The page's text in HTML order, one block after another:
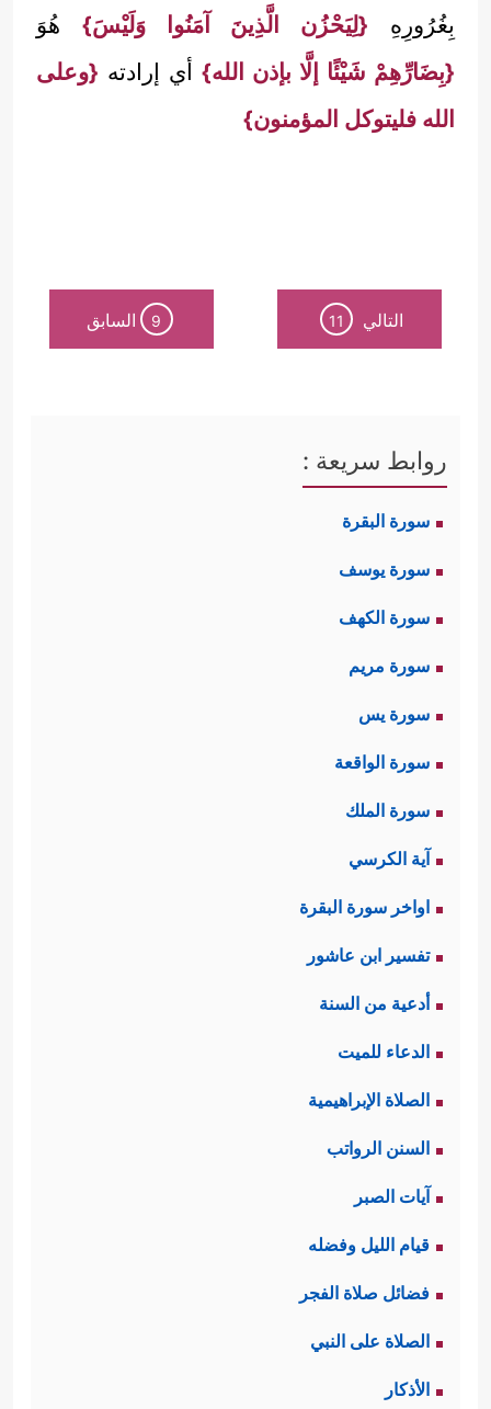
بِغُرُورِهِ {لِيَحْزُن الَّذِينَ آمَنُوا وَلَيْسَ} هُوَ
{بِضَارِّهِمْ شَيْئًا إلَّا بإذن الله} أي إرادته {وعلى
الله فليتوكل المؤمنون}
التالي 11
9 السابق
روابط سريعة :
سورة البقرة
سورة يوسف
سورة الكهف
سورة مريم
سورة يس
سورة الواقعة
سورة الملك
آية الكرسي
اواخر سورة البقرة
تفسير ابن عاشور
أدعية من السنة
الدعاء للميت
الصلاة الإبراهيمية
السنن الرواتب
آيات الصبر
قيام الليل وفضله
فضائل صلاة الفجر
الصلاة على النبي
الأذكار